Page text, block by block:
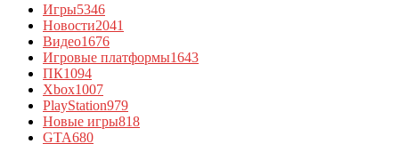
Игры5346
Новости2041
Видео1676
Игровые платформы1643
ПК1094
Xbox1007
PlayStation979
Новые игры818
GTA680